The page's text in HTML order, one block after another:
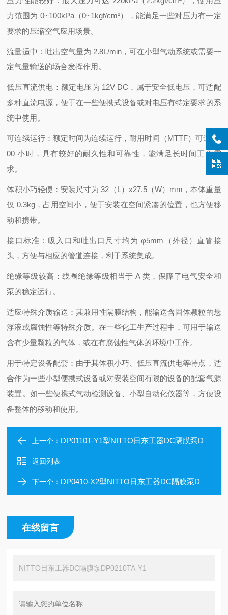
力范围为 0~100kPa（0~1kgf/cm²），能满足一些对压力有一定
要求的压缩空气应用场景。
流量适中：吐出空气量为 2.8L/min，可在小型气动系统或需要一
定气量输送的场合发挥作用。
低压直流供电：额定电压为 12V DC，属于安全低电压，可适配
多种直流电源，便于在一些便携式设备或对电压有特定要求的系
统中使用。
可连续运行：额定时间为连续运行，耐用时间（MTTF）可达 50
00 小时，具有较好的耐久性和可靠性，能满足长时间工作需
求。
体积小巧轻便：安装尺寸为 32（L）x27.5（W）mm，本体重量
仅 0.3kg，占用空间小，便于安装在空间紧凑的位置，也方便移
动和携带。
接口标准：吸入口和吐出口尺寸均为 φ5mm（外径）直管接
头，方便与相应的管道连接，利于系统集成。
绝缘等级较高：线圈绝缘等级相当于 A 类，保障了电气安全和
泵的稳定运行。
适应特殊介质输送：其兼用性隔膜结构，能输送含固体颗粒的悬
浮液或腐蚀性等特殊介质。在一些化工生产过程中，可用于输送
含有少量颗粒的气体，或在有腐蚀性气体的环境中工作。
用于特定设备配套：由于其体积小巧、低压直流供电等特点，适
合作为一些小型便携式设备或对安装空间有限的设备的配套气源
装置。如一些便携式气动检测设备、小型自动化仪器等，方便设
备整体的移动和使用。
上一个： DP0110T-Y1型NITTO日东工器DC隔膜泵DP0110T-Y1
返回列表
下一个： DP0410-X2型NITTO日东工器DC隔膜泵DP0410-X2 压缩专用
在线留言